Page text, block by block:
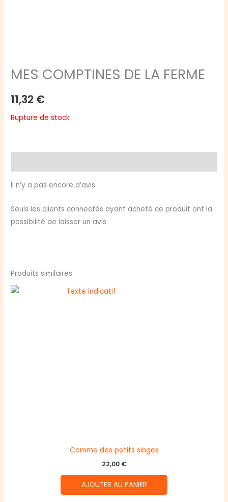
MES COMPTINES DE LA FERME
11,32 €
Rupture de stock
Il n’y a pas encore d’avis.
Seuls les clients connectés ayant acheté ce produit ont la
possibilité de laisser un avis.
Produits similaires
Comme des petits singes
22,00 €
AJOUTER AU PANIER